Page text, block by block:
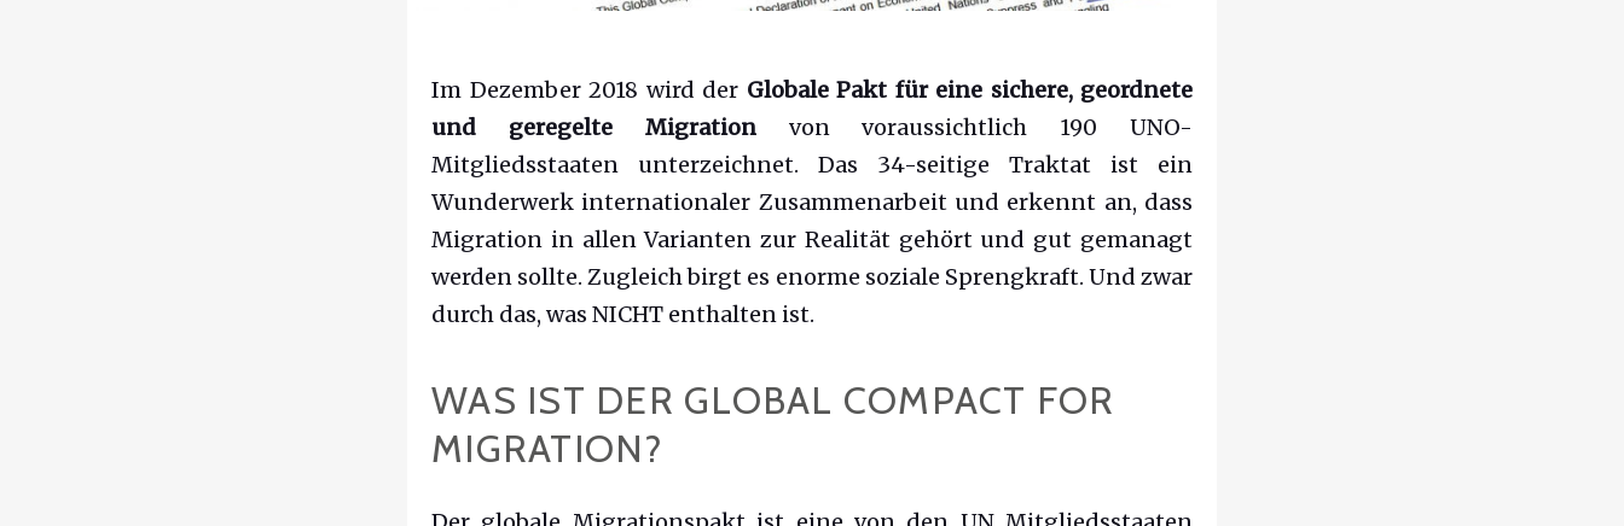
Im Dezember 2018 wird der Globale Pakt für eine sichere, geordnete
und geregelte Migrationvon voraussichtlich 190 UNO-
Mitgliedsstaaten unterzeichnet. Das 34-seitige Traktat ist ein
Wunderwerk internationaler Zusammenarbeit und erkennt an, dass
Migration in allen Varianten zur Realität gehört und gut gemanagt
werden sollte. Zugleich birgt es enorme soziale Sprengkraft. Und zwar
durch das, was NICHT enthalten ist.
WAS IST DER GLOBAL COMPACT FOR
MIGRATION?